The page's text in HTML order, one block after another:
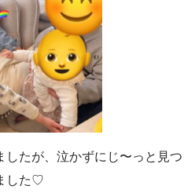
したが、泣かずにじ〜っと見つ
した♡